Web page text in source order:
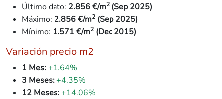
Último dato: 2.856 €/m2 (Sep 2025)
Máximo: 2.856 €/m2 (Sep 2025)
Mínimo: 1.571 €/m2 (Dec 2015)
Variación precio m2
1 Mes:+1.64%
3 Meses:+4.35%
12 Meses:+14.06%